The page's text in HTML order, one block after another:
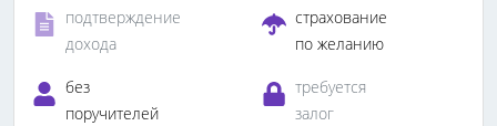
подтверждение
дохода
страхование
по желанию
без
поручителей
требуется
залог